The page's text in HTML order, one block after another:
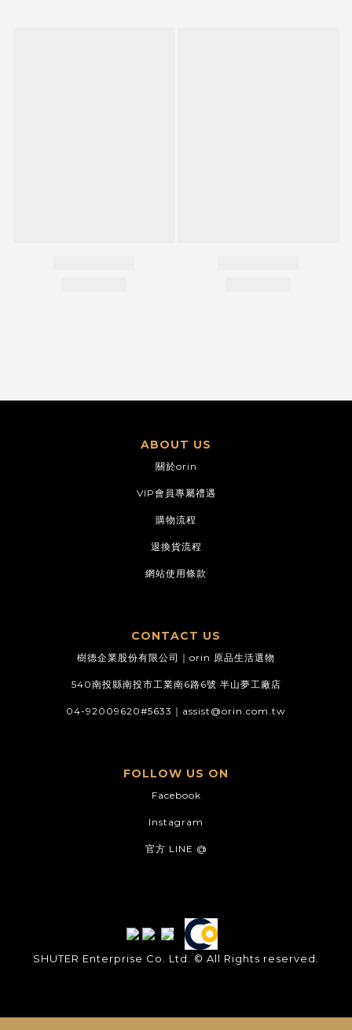
ABOUT US
關於orin
VIP會員專屬禮遇
購物流程
退換貨流程
網站使用條款
CONTACT US
樹德企業股份有限公司｜orin 原品生活選物
540南投縣南投市工業南6路6號 半山夢工廠店
04-92009620#5633｜ assist@orin.com.tw
FOLLOW US ON
Facebook
Instagram
官方 LINE @
SHUTER Enterprise Co. Ltd. © All Rights reserved.